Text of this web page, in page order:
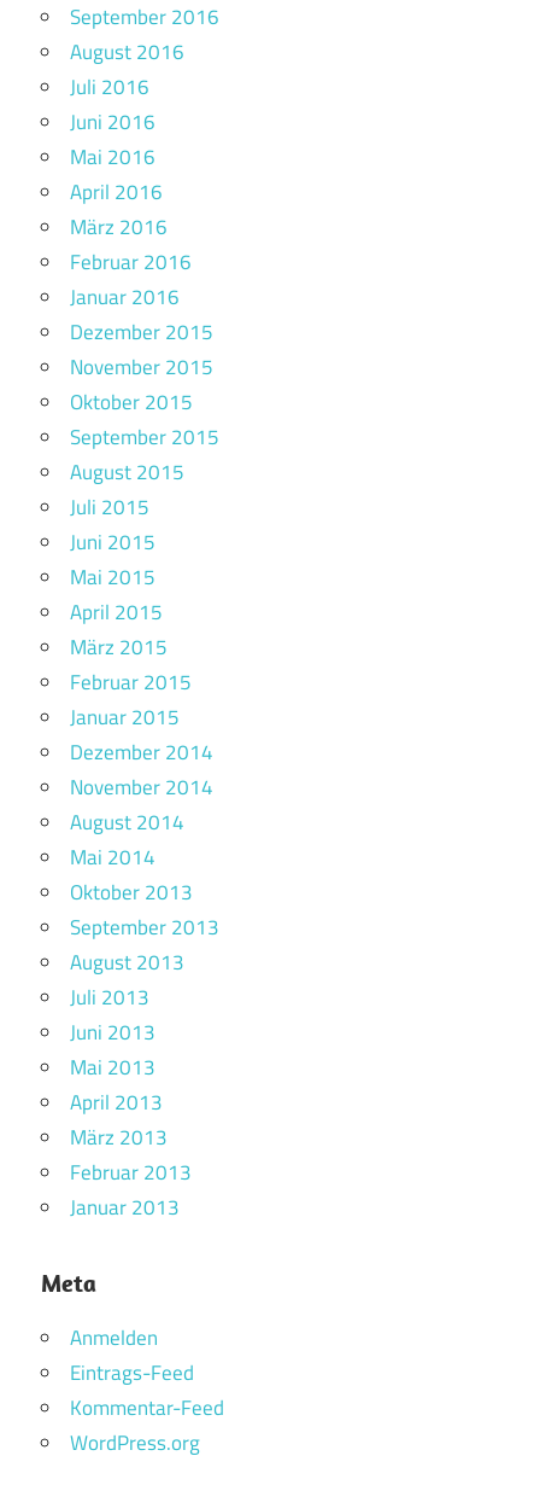
September 2016
August 2016
Juli 2016
Juni 2016
Mai 2016
April 2016
März 2016
Februar 2016
Januar 2016
Dezember 2015
November 2015
Oktober 2015
September 2015
August 2015
Juli 2015
Juni 2015
Mai 2015
April 2015
März 2015
Februar 2015
Januar 2015
Dezember 2014
November 2014
August 2014
Mai 2014
Oktober 2013
September 2013
August 2013
Juli 2013
Juni 2013
Mai 2013
April 2013
März 2013
Februar 2013
Januar 2013
Meta
Anmelden
Eintrags-Feed
Kommentar-Feed
WordPress.org